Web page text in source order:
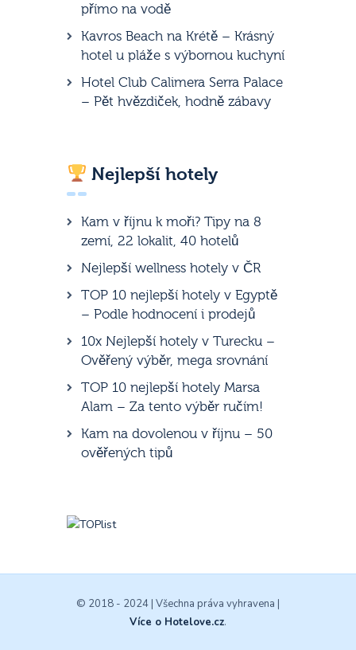
přímo na vodě
Kavros Beach na Krétě – Krásný
hotel u pláže s výbornou kuchyní
Hotel Club Calimera Serra Palace
– Pět hvězdiček, hodně zábavy
Nejlepší hotely
Kam v říjnu k moři? Tipy na 8
zemí, 22 lokalit, 40 hotelů
Nejlepší wellness hotely v ČR
TOP 10 nejlepší hotely v Egyptě
– Podle hodnocení i prodejů
10x Nejlepší hotely v Turecku –
Ověřený výběr, mega srovnání
TOP 10 nejlepší hotely Marsa
Alam – Za tento výběr ručím!
Kam na dovolenou v říjnu – 50
ověřených tipů
© 2018 - 2024 | Všechna práva vyhravena |
Více o Hotelove.cz.